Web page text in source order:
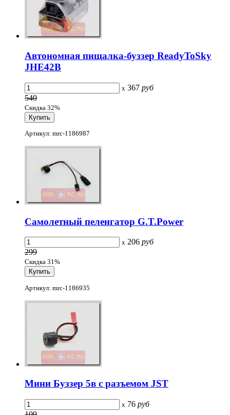
Автономная пищалка-буззер ReadyToSky
JHE42B
x 367 руб
540
Скидка 32%
Артикул: mrc-1186987
Самолетный пеленгатор G.T.Power
x 206 руб
299
Скидка 31%
Артикул: mrc-1186935
Мини Буззер 5в с разъемом JST
x 76 руб